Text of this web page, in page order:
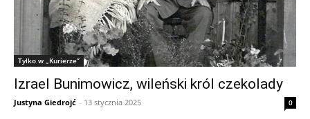
Tylko w „Kurierze”
Izrael Bunimowicz, wileński król czekolady
Justyna Giedrojć - 13 stycznia 2025 0